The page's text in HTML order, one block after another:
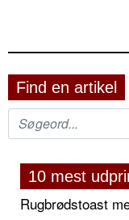
Find en artikel
10 mest
Rugbrødstoast